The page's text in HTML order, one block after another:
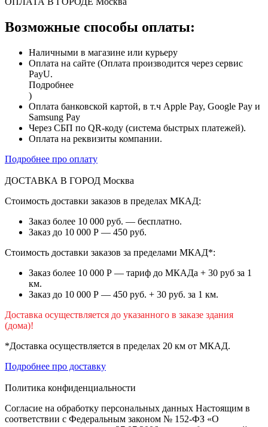
Возможные способы оплаты:
Наличными в магазине или курьеру
Оплата на сайте (Оплата производится через сервис
PayU.
Подробнее
)
Оплата банковской картой, в т.ч Apple Pay, Google Pay и
Samsung Pay
Через СБП по QR-коду (система быстрых платежей).
Оплата на реквизиты компании.
Подробнее про оплату
ДОСТАВКА В ГОРОД Москва
Стоимость доставки заказов в пределах МКАД:
Заказ более 10 000 руб. — бесплатно.
Заказ до 10 000 Р — 450 руб.
Стоимость доставки заказов за пределами МКАД*:
Заказ более 10 000 Р — тариф до МКАДа + 30 руб за 1
км.
Заказ до 10 000 Р — 450 руб. + 30 руб. за 1 км.
Доставка осуществляется до указанного в заказе здания
(дома)!
*Доставка осуществляется в пределах 20 км от МКАД.
Подробнее про доставку
Политика конфиденциальности
Согласие на обработку персональных данных Настоящим в
соответствии с Федеральным законом № 152-ФЗ «О